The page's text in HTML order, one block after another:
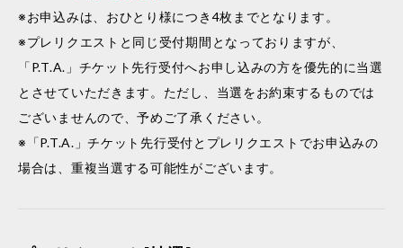
※お申込みは、おひとり様につき4枚までとなります。
※プレリクエストと同じ受付期間となっておりますが、
「P.T.A.」チケット先行受付へお申し込みの方を優先的に当選
とさせていただきます。ただし、当選をお約束するものでは
ございませんので、予めご了承ください。
※「P.T.A.」チケット先行受付とプレリクエストでお申込みの
場合は、重複当選する可能性がございます。